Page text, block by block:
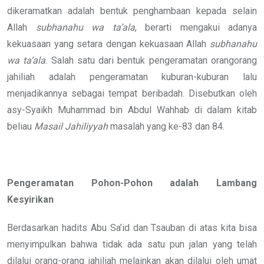
dikeramatkan adalah bentuk penghambaan kepada selain
Allah subhanahu wa ta’ala, berarti mengakui adanya
kekuasaan yang setara dengan kekuasaan Allah subhanahu
wa ta’ala. Salah satu dari bentuk pengeramatan orangorang
jahiliah adalah pengeramatan kuburan-kuburan lalu
menjadikannya sebagai tempat beribadah. Disebutkan oleh
asy-Syaikh Muhammad bin Abdul Wahhab di dalam kitab
beliau Masail Jahiliyyahmasalah yang ke-83 dan 84.
Pengeramatan Pohon-Pohon adalah Lambang
Kesyirikan
Berdasarkan hadits Abu Sa’id dan Tsauban di atas kita bisa
menyimpulkan bahwa tidak ada satu pun jalan yang telah
dilalui orang-orang jahiliah melainkan akan dilalui oleh umat